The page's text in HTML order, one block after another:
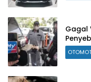
Gagal